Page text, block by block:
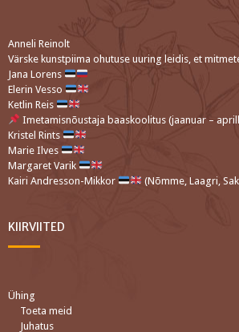
Anneli Reinolt
Värske kunstpiima ohutuse uuring leidis, et
Jana Lorens
Elerin Vesso
Ketlin Reis
Imetamisnõustaja baaskoolitus (jaanuar –
Kristel Rints
Marie Ilves
Margaret Varik
Kairi Andresson-Mikkor
(Nõmme, Laagri,
KIIRVIITED
Ühing
Toeta meid
Juhatus